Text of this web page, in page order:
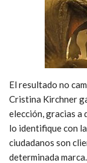
El resultado no
Cristina Kirchner
elección, gracias a
lo identifique con la
ciudadanos son
determinada